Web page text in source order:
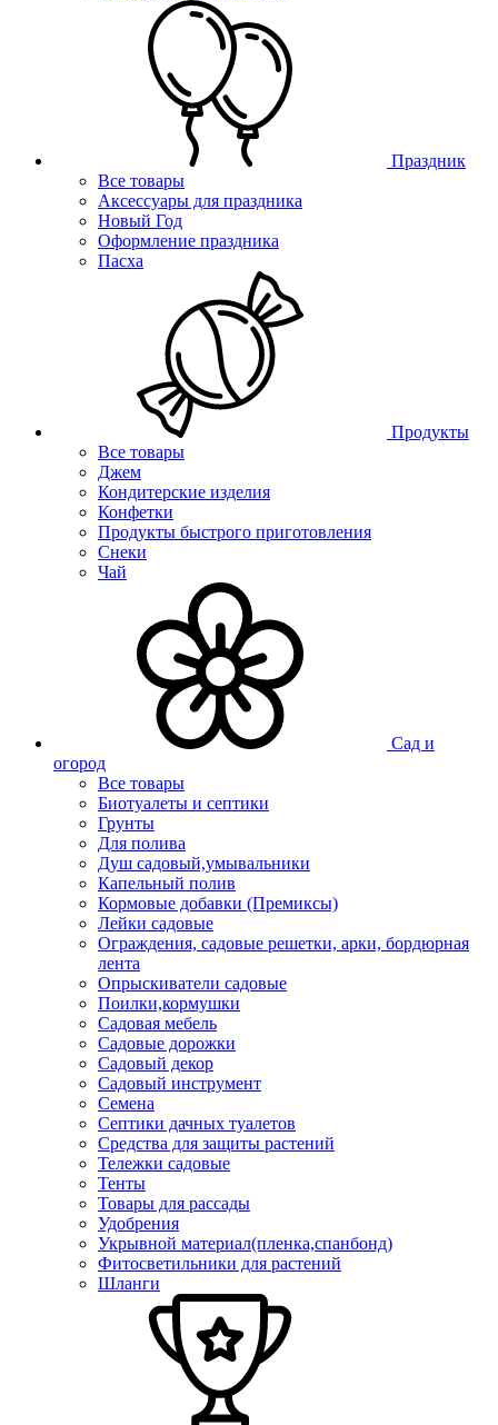
Праздник
Все товары
Аксессуары для праздника
Новый Год
Оформление праздника
Пасха
Продукты
Все товары
Джем
Кондитерские изделия
Конфетки
Продукты быстрого приготовления
Снеки
Чай
Сад и
огород
Все товары
Биотуалеты и септики
Грунты
Для полива
Душ садовый,умывальники
Капельный полив
Кормовые добавки (Премиксы)
Лейки садовые
Ограждения, садовые решетки, арки, бордюрная
лента
Опрыскиватели садовые
Поилки,кормушки
Садовая мебель
Садовые дорожки
Садовый декор
Садовый инструмент
Семена
Септики дачных туалетов
Средства для защиты растений
Тележки садовые
Тенты
Товары для рассады
Удобрения
Укрывной материал(пленка,спанбонд)
Фитосветильники для растений
Шланги